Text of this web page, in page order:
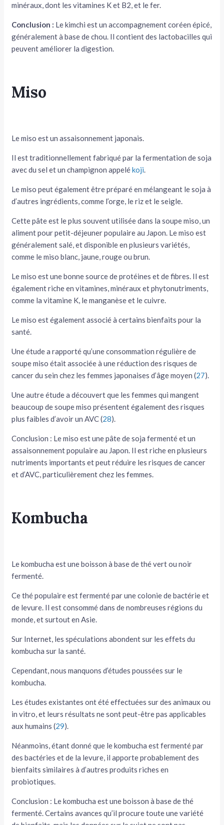
minéraux, dont les vitamines K et B2, et le fer.
Conclusion : Le kimchi est un accompagnement coréen épicé,
généralement à base de chou. Il contient des lactobacilles qui
peuvent améliorer la digestion.
Miso
Le miso est un assaisonnement japonais.
Il est traditionnellement fabriqué par la fermentation de soja
avec du sel et un champignon appelékoji.
Le miso peut également être préparé en mélangeant le soja à
d’autres ingrédients, comme l’orge, le riz et le seigle.
Cette pâte est le plus souvent utilisée dans la soupe miso, un
aliment pour petit-déjeuner populaire au Japon. Le miso est
généralement salé, et disponible en plusieurs variétés,
comme le miso blanc, jaune, rouge ou brun.
Le miso est une bonne source de protéines et de fibres. Il est
également riche en vitamines, minéraux et phytonutriments,
comme la vitamine K, le manganèse et le cuivre.
Le miso est également associé à certains bienfaits pour la
santé.
Une étude a rapporté qu’une consommation régulière de
soupe miso était associée à une réduction des risques de
cancer du sein chez les femmes japonaises d’âge moyen (27).
Une autre étude a découvert que les femmes qui mangent
beaucoup de soupe miso présentent également des risques
plus faibles d’avoir un AVC (28).
Conclusion : Le miso est une pâte de soja fermenté et un
assaisonnement populaire au Japon. Il est riche en plusieurs
nutriments importants et peut réduire les risques de cancer
et d’AVC, particulièrement chez les femmes.
Kombucha
Le kombucha est une boisson à base de thé vert ou noir
fermenté.
Ce thé populaire est fermenté par une colonie de bactérie et
de levure. Il est consommé dans de nombreuses régions du
monde, et surtout en Asie.
Sur Internet, les spéculations abondent sur les effets du
kombucha sur la santé.
Cependant, nous manquons d’études poussées sur le
kombucha.
Les études existantes ont été effectuées sur des animaux ou
in vitro, et leurs résultats ne sont peut-être pas applicables
aux humains (29).
Néanmoins, étant donné que le kombucha est fermenté par
des bactéries et de la levure, il apporte probablement des
bienfaits similaires à d’autres produits riches en
probiotiques.
Conclusion : Le kombucha est une boisson à base de thé
fermenté. Certains avances qu’il procure toute une variété